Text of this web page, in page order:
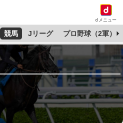
dメニュー
競馬 Jリーグ プロ野球（2軍）